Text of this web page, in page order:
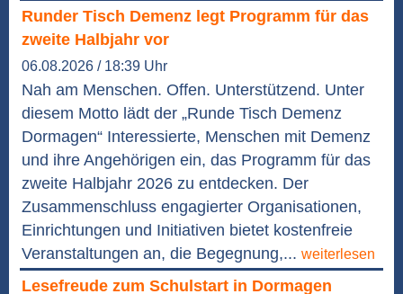
Runder Tisch Demenz legt Programm für das
zweite Halbjahr vor
06.08.2026 / 18:39 Uhr
Nah am Menschen. Offen. Unterstützend. Unter
diesem Motto lädt der „Runde Tisch Demenz
Dormagen“ Interessierte, Menschen mit Demenz
und ihre Angehörigen ein, das Programm für das
zweite Halbjahr 2026 zu entdecken. Der
Zusammenschluss engagierter Organisationen,
Einrichtungen und Initiativen bietet kostenfreie
Veranstaltungen an, die Begegnung,... weiterlesen
Lesefreude zum Schulstart in Dormagen